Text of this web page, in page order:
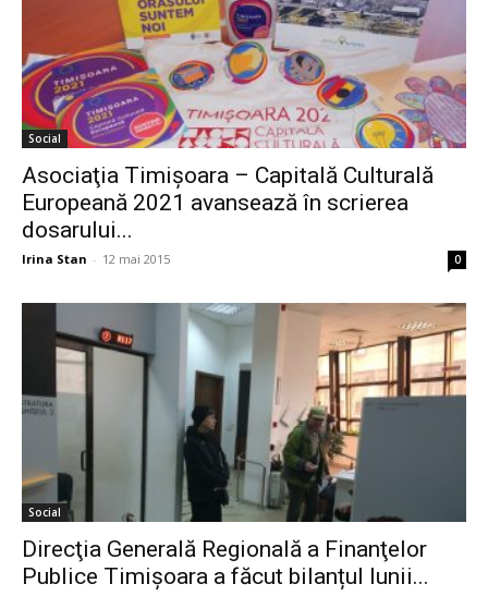
Social
Asociaţia Timişoara – Capitală Culturală
Europeană 2021 avansează în scrierea
dosarului...
Irina Stan - 12 mai 2015 0
Social
Direcţia Generală Regională a Finanţelor
Publice Timişoara a făcut bilanțul lunii...